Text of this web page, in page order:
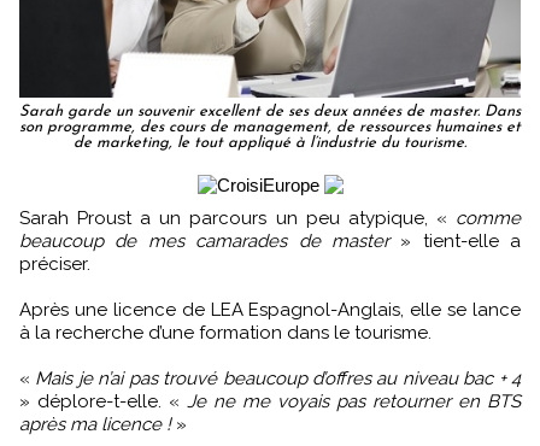
Sarah garde un souvenir excellent de ses deux années de master. Dans
son programme, des cours de management, de ressources humaines et
de marketing, le tout appliqué à l’industrie du tourisme.
Sarah Proust a un parcours un peu atypique, « comme
beaucoup de mes camarades de master » tient-elle a
préciser.
Après une licence de LEA Espagnol-Anglais, elle se lance
à la recherche d’une formation dans le tourisme.
« Mais je n’ai pas trouvé beaucoup d’offres au niveau bac + 4
» déplore-t-elle. «
Je ne me voyais pas retourner en BTS
après ma licence ! »